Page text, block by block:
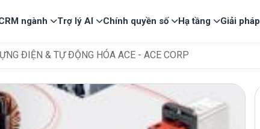
ngành Trợ lý AI Chính quyền số Hạ tầng Giải
ĐIỆN & TỰ ĐỘNG HÓA ACE - ACE CORP